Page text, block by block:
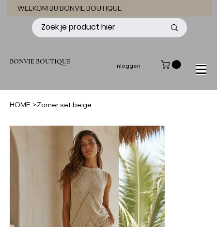
WELKOM BIJ BONVIE BOUTIQUE
BONVIE BOUTIQUE
Inloggen
HOME >Zomer set beige